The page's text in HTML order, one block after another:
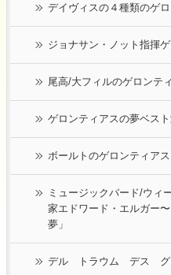
デイヴィスの４種類のゲ
ジョナサン・ノット指揮
尾高/大フィルのゲロンテ
ゲロンティアスの夢ベス
ボールトのゲロンティアス
ミュージックバード/ウィ
家エドワード・エルガー
夢」
デル トラウム デス グ